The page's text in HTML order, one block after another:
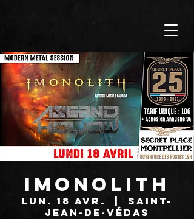
IMONOLITH
lun. 18 avr.
  |
Saint-
Jean-de-Védas